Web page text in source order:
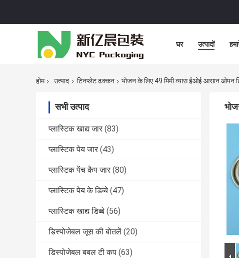
घर उत्पादों
होम उत्पाद टिनप्लेट ढक्कन भोजन के लिए 49 मिमी व्यास ईओई आसान ओपन
सभी उत्पाद
प्लास्टिक खाद्य जार (83)
प्लास्टिक पेय जार (43)
प्लास्टिक पेंच कैप जार (80)
प्लास्टिक पेय के डिब्बे (47)
प्लास्टिक खाद्य डिब्बे (56)
डिस्पोजेबल जूस की बोतलें (20)
डिस्पोजेबल बबल टी कप (63)